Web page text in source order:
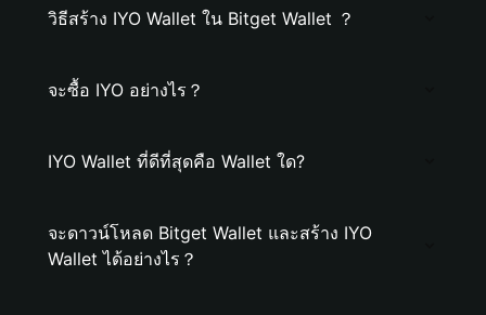
วิธีสร้าง IYO Wallet ใน Bitget Wallet ？
จะซื้อ IYO อย่างไร？
IYO Wallet ที่ดีที่สุดคือ Wallet ใด?
จะดาวน์โหลด Bitget Wallet และสร้าง IYO
Wallet ได้อย่างไร？